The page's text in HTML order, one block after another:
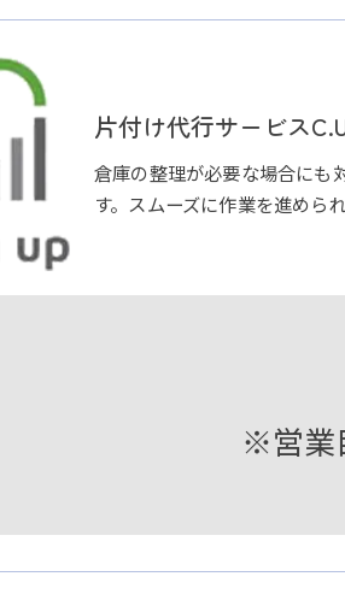
片付け代行サービス
倉庫の整理が必要な場合にも
す。スムーズに作業を進めら
※営業